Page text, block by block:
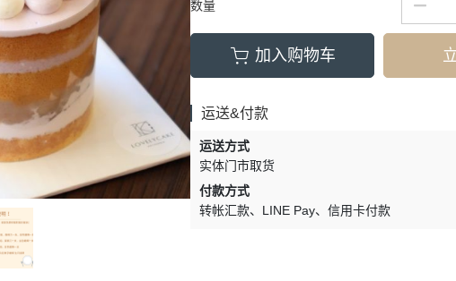
数量
加入购物车
运送&付款
运送方式
实体门市取货
付款方式
转帐汇款
LINE Pay 信用卡付款